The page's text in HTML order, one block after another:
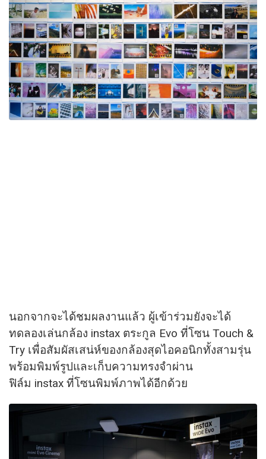
นอกจากจะได้ชมผลงานแล้ว ผู้เข้าร่วมยังจะได้
ทดลองเล่นกล้อง instax ตระกูล Evo ที่โซน Touch &
Try เพื่อสัมผัสเสน่ห์ของกล้องสุดไอคอนิกทั้งสามรุ่น
พร้อมพิมพ์รูปและเก็บความทรงจำผ่าน
ฟิล์ม instax ที่โซนพิมพ์ภาพได้อีกด้วย